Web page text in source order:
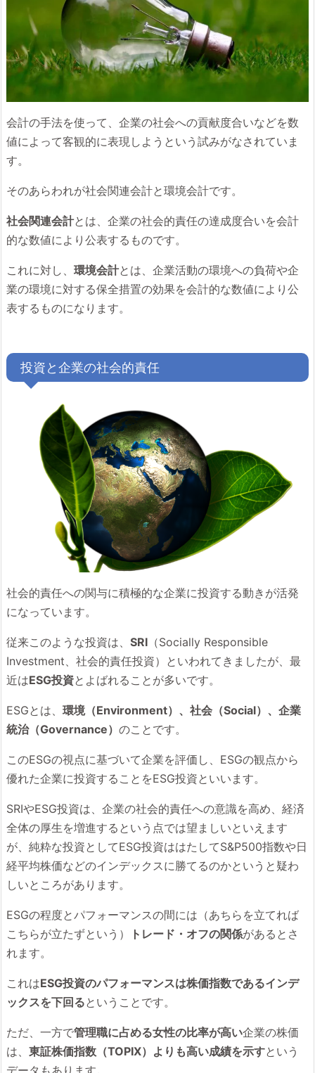
会計の手法を使って、企業の社会への貢献度合いなどを数
値によって客観的に表現しようという試みがなされていま
す。
そのあらわれが社会関連会計と環境会計です。
社会関連会計とは、企業の社会的責任の達成度合いを会計
的な数値により公表するものです。
これに対し、 環境会計とは、企業活動の環境への負荷や企
業の環境に対する保全措置の効果を会計的な数値により公
表するものになります。
投資と企業の社会的責任
社会的責任への関与に積極的な企業に投資する動きが活発
になっています。
従来このような投資は、 SRI （Socially Responsible
Investment、社会的責任投資）といわれてきましたが、最
近はESG投資とよばれることが多いです。
ESGとは、 環境（Environment）、社会（Social）、企業
統治（Governance） のことです。
このESGの視点に基づいて企業を評価し、ESGの観点から
優れた企業に投資することをESG投資といいます。
SRIやESG投資は、企業の社会的責任への意識を高め、経済
全体の厚生を増進するという点では望ましいといえます
が、純粋な投資としてESG投資ははたしてS&P500指数や日
経平均株価などのインデックスに勝てるのかというと疑わ
しいところがあります。
ESGの程度とパフォーマンスの間には（あちらを立てれば
こちらが立たずという）
トレード・オフの関係があるとさ
れます。
これはESG投資のパフォーマンスは株価指数であるインデ
ックスを下回るということです。
ただ、一方で管理職に占める女性の比率が高い企業の株価
は、 東証株価指数（TOPIX）よりも高い成績を示すという